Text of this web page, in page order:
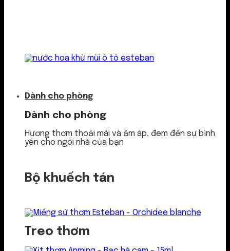
Dành cho phòng
Dành cho phòng
Hương thơm thoải mái và ấm áp, đem đến sự bình
yên cho ngôi nhà của bạn
Bộ khuếch tán
Treo thơm